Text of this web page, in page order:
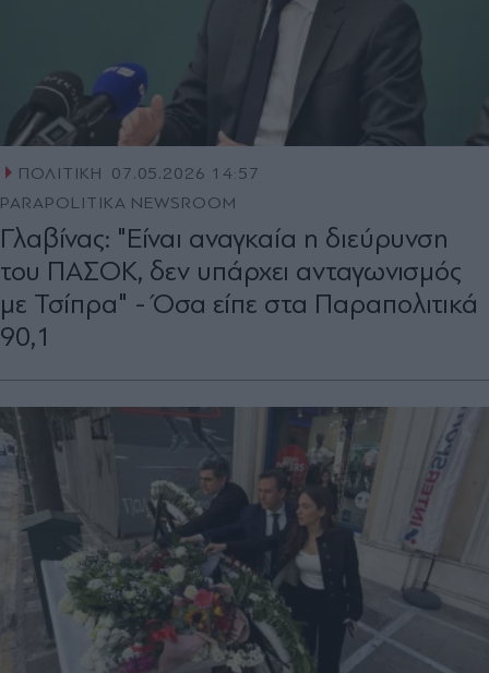
ΠΟΛΙΤΙΚΗ
07.05.2026 14:57
PARAPOLITIKA NEWSROOM
Γλαβίνας: "Είναι αναγκαία η διεύρυνση
του ΠΑΣΟΚ, δεν υπάρχει ανταγωνισμός
με Τσίπρα" - Όσα είπε στα Παραπολιτικά
90,1